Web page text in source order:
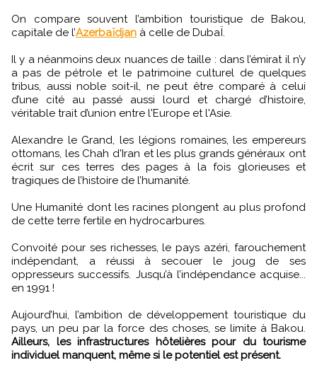
On compare souvent l’ambition touristique de Bakou,
capitale de l’Azerbaïdjan à celle de DubaÏ.
Il y a néanmoins deux nuances de taille : dans l’émirat il n’y
a pas de pétrole et le patrimoine culturel de quelques
tribus, aussi noble soit-il, ne peut être comparé à celui
d’une cité au passé aussi lourd et chargé d’histoire,
véritable trait d’union entre l'Europe et l'Asie.
Alexandre le Grand, les légions romaines, les empereurs
ottomans, les Chah d'Iran et les plus grands généraux ont
écrit sur ces terres des pages à la fois glorieuses et
tragiques de l’histoire de l’humanité.
Une Humanité dont les racines plongent au plus profond
de cette terre fertile en hydrocarbures.
Convoité pour ses richesses, le pays azéri, farouchement
indépendant, a réussi à secouer le joug de ses
oppresseurs successifs. Jusqu’à l’indépendance acquise...
en 1991 !
Aujourd’hui, l’ambition de développement touristique du
pays, un peu par la force des choses, se limite à Bakou.
Ailleurs, les infrastructures hôtelières pour du tourisme
individuel manquent, même si le potentiel est présent.